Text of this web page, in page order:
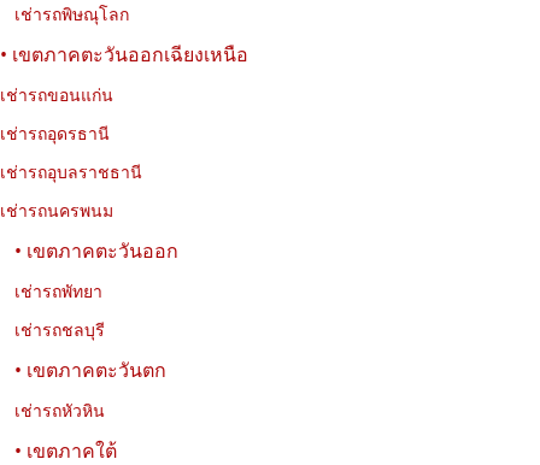
01-08-2026นพรัตน์ เที่ยววงษ์
10 วัดที่น่าสนใจในกรุงเทพฯ เที่ยววัดสวย ชมเมือง และเรียนรู้
ประวัติศาสตร์
รวม 10 วัดที่น่าสนใจในกรุงเทพฯ ทั้งวัดสวย วัดเก่าแก่ และวัดสำคัญ
ทางประวัติศาสตร์ พร้อมที่อยู่ พิกัด เวลาเปิด–ปิด และข้อมูลการเดินทาง
เช่ารถพิษณุโลก
• เขตภาคตะวันออกเฉียงเหนือ
เช่ารถขอนแก่น
เช่ารถอุดรธานี
เช่ารถอุบลราชธานี
เช่ารถนครพนม
• เขตภาคตะวันออก
เช่ารถพัทยา
เช่ารถชลบุรี
• เขตภาคตะวันตก
เช่ารถหัวหิน
• เขตภาคใต้